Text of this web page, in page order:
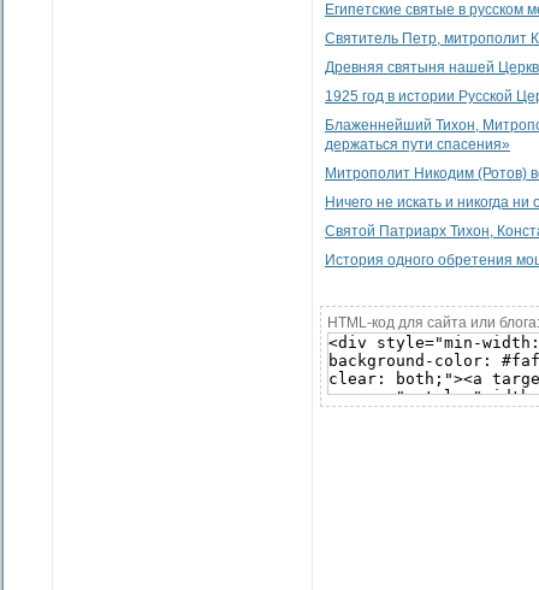
Египетские святые в русском
Святитель Петр, митрополит
Древняя святыня нашей
1925 год в истории Русской
Блаженнейший Тихон,
держаться пути спасения»
Митрополит Никодим (Ротов)
Ничего не искать и никогда ни
Святой Патриарх Тихон,
История одного обретения
HTML-код для сайта или блога: